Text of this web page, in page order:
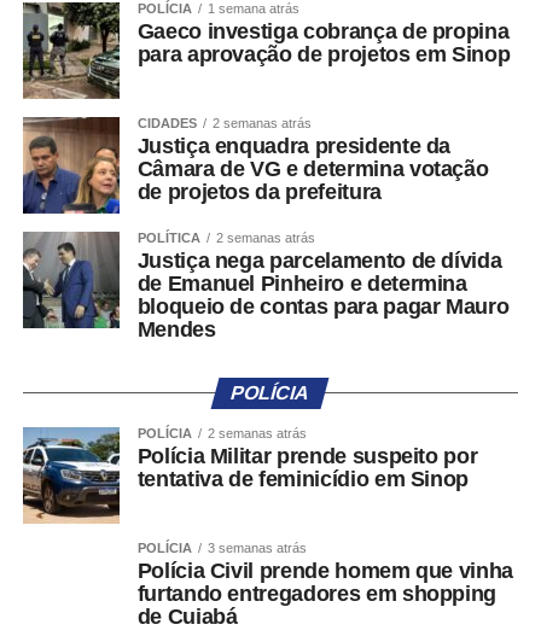
independentemente da forma de autenticação utilizada.
Classificação das denúncias
Ao registrar uma nova denúncia, a pessoa usuária deverá
informar a descrição da suposta irregularidade. Em
seguida, um agente automatizado fará uma classificação
preliminar da ocorrência em duas categorias: propaganda
eleitoral irregular na internet e outras formas de
propaganda eleitoral irregular.
Antes do preenchimento das informações
sobre quais condutas são permitidas ou proibidas pela
legislação eleitoral, de acordo com o tipo de denúncia
selecionado. A medida busca reduzir registros
equivocados ou sem fundamento.
A classificação sugerida pelo sistema poderá ser alterada
pelo próprio denunciante. Além da descrição do fato, será
possível anexar fotos, vídeos, áudios ou endereços
eletrônicos relacionados à irregularidade apontada.
POLÍCIA 1 semana atrás
Gaeco investiga cobrança de propina
para aprovação de projetos em Sinop
CIDADES 2 semanas atrás
Justiça enquadra presidente da
Câmara de VG e determina votação
de projetos da prefeitura
POLÍTICA 2 semanas atrás
Justiça nega parcelamento de dívida
de Emanuel Pinheiro e determina
bloqueio de contas para pagar Mauro
Mendes
POLÍCIA
POLÍCIA 2 semanas atrás
Polícia Militar prende suspeito por
tentativa de feminicídio em Sinop
POLÍCIA 3 semanas atrás
Polícia Civil prende homem que vinha
furtando entregadores em shopping
de Cuiabá